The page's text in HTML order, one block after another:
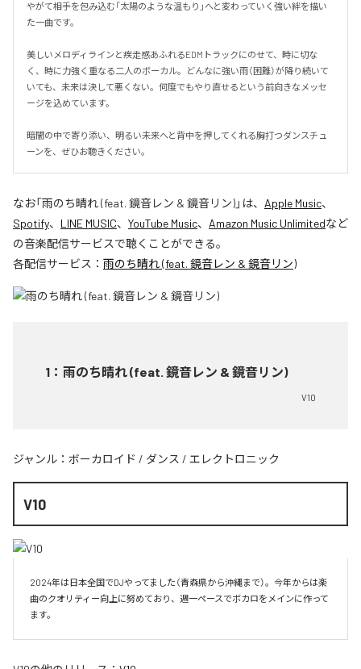
やがて相手を包み込む「太陽のような温もり」へと変わっていく強い絆を描い
た一曲です。
美しいメロディラインと疾走感あふれるEDMトラックにのせて、時に切な
く、時に力強く重なる二人のボーカル。どんなに強い雨（困難）が降り続いて
いても、未来は決して悪くない。何度でもやり直せるという前向きなメッセ
ージを込めています。
暗闇の中で寄り添い、明るい未来へと背中を押してくれる胸打つダンスチュ
ーンを、ぜひお聴きください。
なお「雨のち晴れ (feat. 鏡音レン & 鏡音リン)」は、 Apple Music、
Spotify、 LINE MUSIC、 YouTube Music、 Amazon Music Unlimitedなど
の音楽配信サービスで聴くことができる。
各配信サービス： 雨のち晴れ (feat. 鏡音レン & 鏡音リン)
1 ： 雨のち晴れ (feat. 鏡音レン & 鏡音リン)
V10
ジャンル： ボーカロイド / ダンス / エレクトロニック
V10
2024年は日本全国でDJやってました（青森県から沖縄まで）。今年からは楽
曲のクオリティー向上に努めており、週一ペースでボカロをメインに作って